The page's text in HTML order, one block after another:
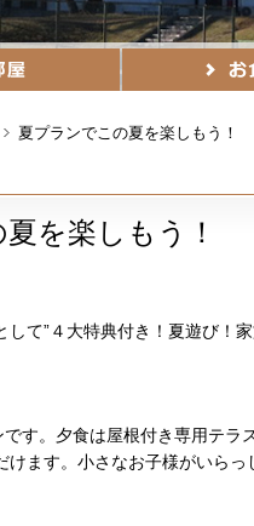
夏プランでこの夏を楽しもう！
を楽しもう！
して”４大特典付き！夏遊び！
です。夕食は屋根付き専用テ
けます。小さなお子様がいら